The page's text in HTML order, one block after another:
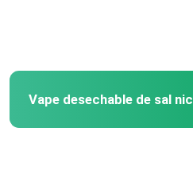
Vape desechable de sal nic